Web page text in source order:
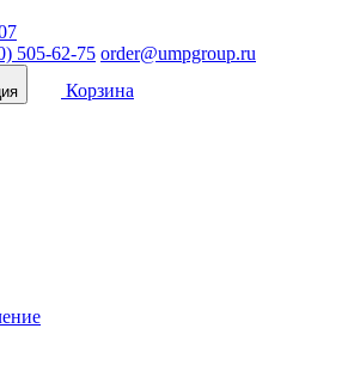
505-62-75 order@umpgroup.ru
Корзина